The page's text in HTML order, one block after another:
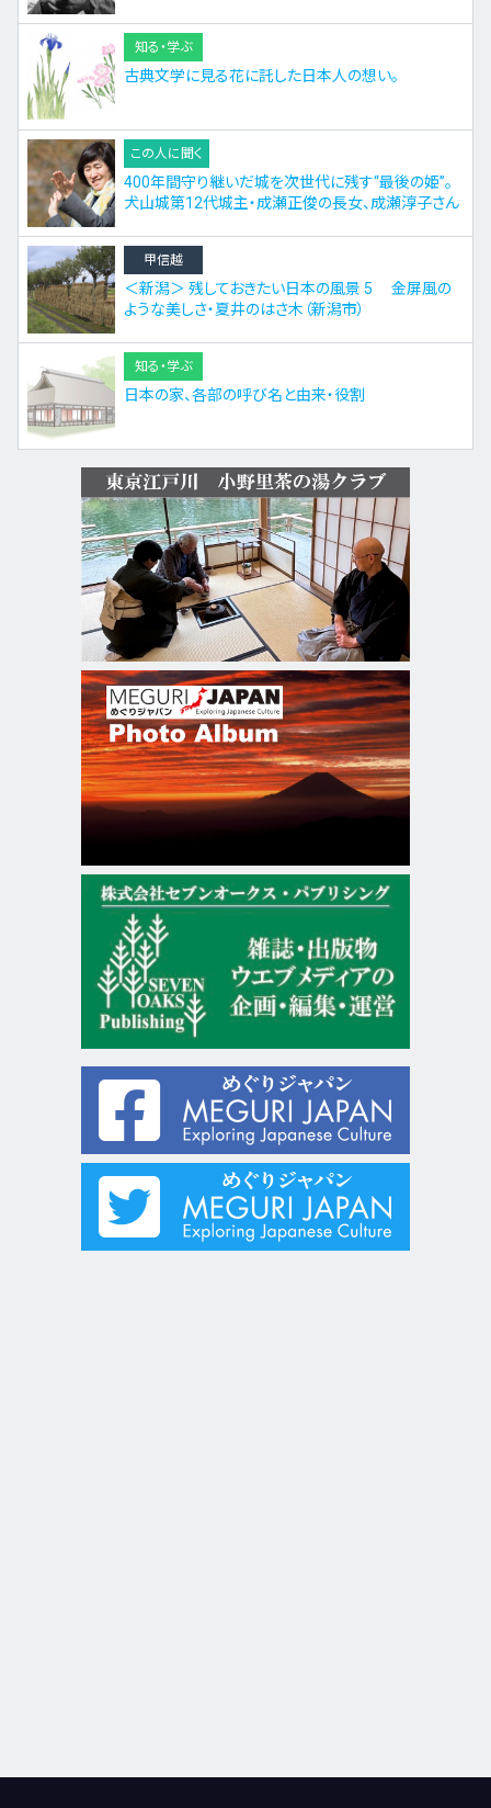
知る・学ぶ
古典文学に見る花に託した日本人の想い。
この人に聞く
400年間守り継いだ城を次世代に残す“最後の姫”。
犬山城第12代城主・成瀬正俊の長女、成瀬淳子さん
甲信越
＜新潟＞ 残しておきたい日本の風景 5 金屏風の
ような美しさ・夏井のはさ木（新潟市）
知る・学ぶ
日本の家、各部の呼び名と由来・役割